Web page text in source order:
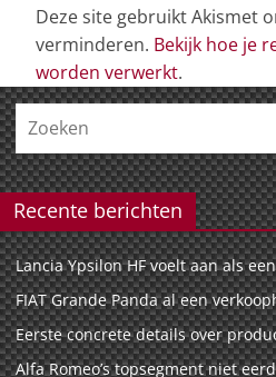
Deze site gebruikt Akismet
verminderen. Bekijk hoe je
worden verwerkt.
Recente berichten
Lancia Ypsilon HF voelt aan als
FIAT Grande Panda al een
Eerste concrete details over
Alfa Romeo’s topsegment niet